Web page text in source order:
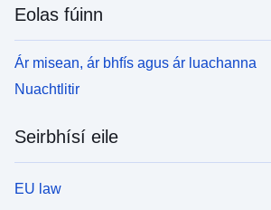
Eolas fúinn
Ár misean, ár bhfís agus ár luachanna
Nuachtlitir
Seirbhísí eile
EU law